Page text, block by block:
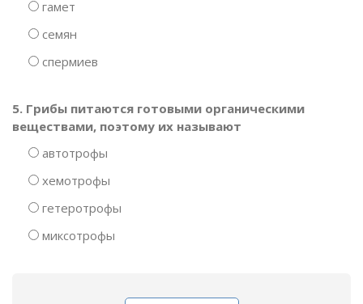
гамет
семян
спермиев
5. Грибы питаются готовыми органическими
веществами, поэтому их называют
автотрофы
хемотрофы
гетеротрофы
миксотрофы